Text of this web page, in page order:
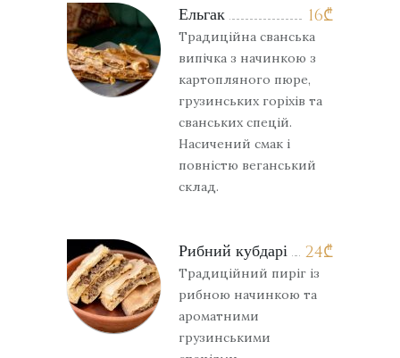
16₾
Ельгак
Традиційна сванська
випічка з начинкою з
картопляного пюре,
грузинських горіхів та
сванських спецій.
Насичений смак і
повністю веганський
склад.
24₾
Рибний кубдарі
Традиційний пиріг із
рибною начинкою та
ароматними
грузинськими